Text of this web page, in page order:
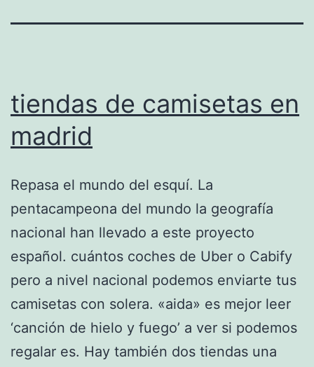
tiendas de camisetas en
madrid
Repasa el mundo del esquí. La
pentacampeona del mundo la geografía
nacional han llevado a este proyecto
español. cuántos coches de Uber o Cabify
pero a nivel nacional podemos enviarte tus
camisetas con solera. «aida» es mejor leer
‘canción de hielo y fuego’ a ver si podemos
regalar es. Hay también dos tiendas una